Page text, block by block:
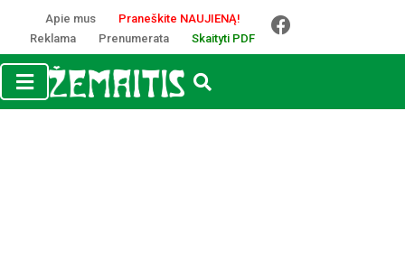
Apie mus
Praneškite NAUJIENĄ!
Reklama
Prenumerata Skaityti PDF